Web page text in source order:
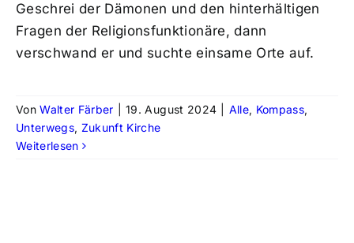
Geschrei der Dämonen und den hinterhältigen
Fragen der Religionsfunktionäre, dann
verschwand er und suchte einsame Orte auf.
VonWalter Färber 19. August 2024 Alle, Kompass,
Unterwegs, Zukunft Kirche
Weiterlesen